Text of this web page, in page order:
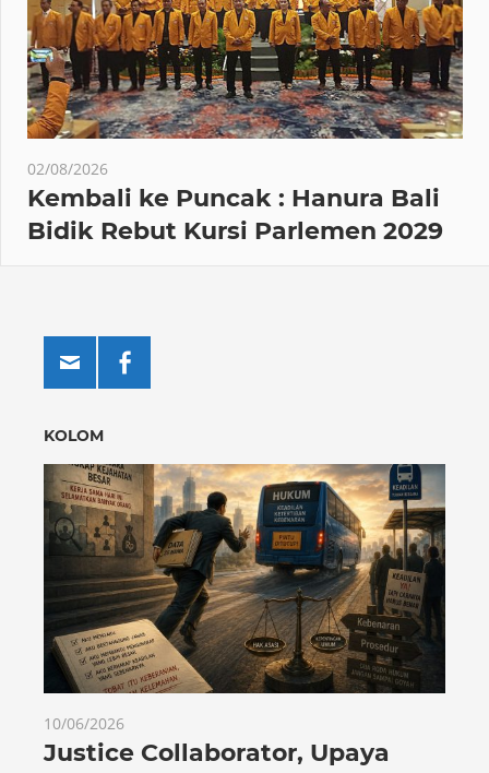
02/08/2026
Kembali ke Puncak : Hanura Bali
Bidik Rebut Kursi Parlemen 2029
KOLOM
10/06/2026
Justice Collaborator, Upaya